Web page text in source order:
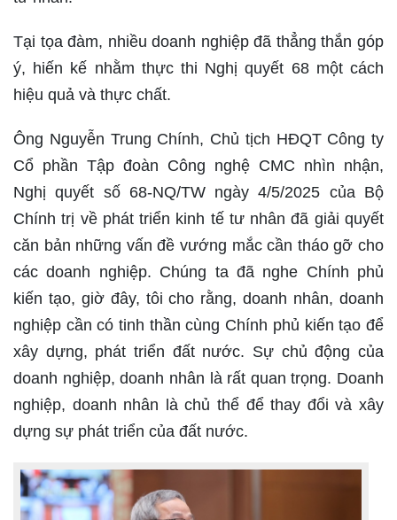
Tại tọa đàm, nhiều doanh nghiệp đã thẳng thắn góp
ý, hiến kế nhằm thực thi Nghị quyết 68 một cách
hiệu quả và thực chất.
Ông Nguyễn Trung Chính, Chủ tịch HĐQT Công ty
Cổ phần Tập đoàn Công nghệ CMC nhìn nhận,
Nghị quyết số 68-NQ/TW ngày 4/5/2025 của Bộ
Chính trị về phát triển kinh tế tư nhân đã giải quyết
căn bản những vấn đề vướng mắc cần tháo gỡ cho
các doanh nghiệp. Chúng ta đã nghe Chính phủ
kiến tạo, giờ đây, tôi cho rằng, doanh nhân, doanh
nghiệp cần có tinh thần cùng Chính phủ kiến tạo để
xây dựng, phát triển đất nước. Sự chủ động của
doanh nghiệp, doanh nhân là rất quan trọng. Doanh
nghiệp, doanh nhân là chủ thể để thay đổi và xây
dựng sự phát triển của đất nước.